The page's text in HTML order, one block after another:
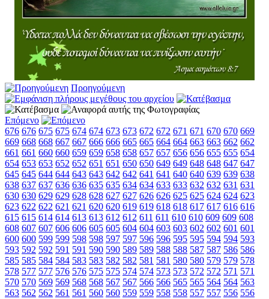
Προηγούμενη
Επόμενο
676 676 675 675 674 674 673 673 672 672 671 671 670 670 669
669 668 668 667 667 666 666 665 665 664 664 663 663 662 662
661 661 660 660 659 659 658 658 657 657 656 656 655 655 654
654 653 653 652 652 651 651 650 650 649 649 648 648 647 647
645 645 644 644 643 643 642 642 641 641 640 640 639 639 638
638 637 637 636 636 635 635 634 634 633 633 632 632 631 631
630 630 629 629 628 628 627 627 626 626 625 625 624 624 623
623 622 622 621 621 620 620 619 619 618 618 617 617 616 616
615 615 614 614 613 613 612 612 611 611 610 610 609 609 608
608 607 607 606 606 605 605 604 604 603 603 602 602 601 601
600 600 599 599 598 598 597 597 596 596 595 595 594 594 593
593 592 592 591 591 590 590 589 589 588 588 587 587 586 586
585 585 584 584 583 583 582 582 581 581 580 580 579 579 578
578 577 577 576 576 575 575 574 574 573 573 572 572 571 571
570 570 569 569 568 568 567 567 566 566 565 565 564 564 563
563 562 562 561 561 560 560 559 559 558 558 557 557 556 556